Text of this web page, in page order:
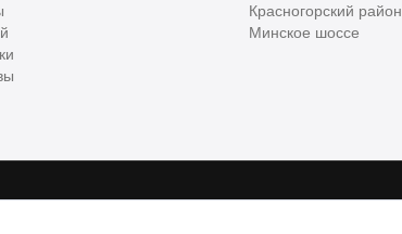
Красногорский район
Минское шоссе
Сегодня